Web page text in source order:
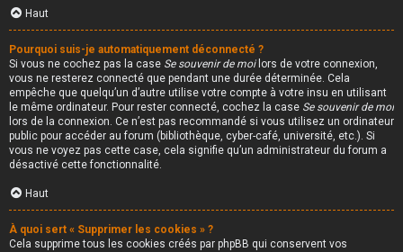
Haut
Pourquoi suis-je automatiquement déconnecté ?
Si vous ne cochez pas la case Se souvenir de moilors de votre connexion,
vous ne resterez connecté que pendant une durée déterminée. Cela
empêche que quelqu’un d’autre utilise votre compte à votre insu en utilisant
le même ordinateur. Pour rester connecté, cochez la case Se souvenir de moi
lors de la connexion. Ce n’est pas recommandé si vous utilisez un ordinateur
public pour accéder au forum (bibliothèque, cyber-café, université, etc.). Si
vous ne voyez pas cette case, cela signifie qu’un administrateur du forum a
désactivé cette fonctionnalité.
Haut
À quoi sert « Supprimer les cookies » ?
Cela supprime tous les cookies créés par phpBB qui conservent vos